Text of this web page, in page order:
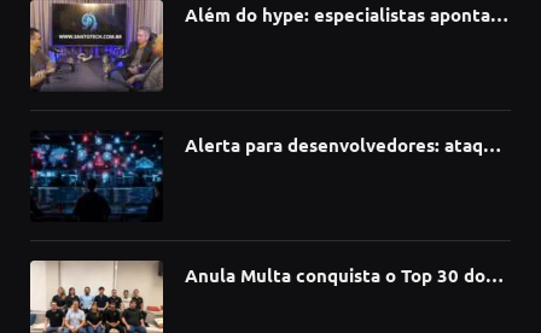
Além do hype: especialistas apontam
Alerta para desenvolvedores: ataque
Anula Multa conquista o Top 30 do